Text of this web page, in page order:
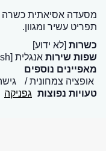
תפריט עשיר ומגוון.
כשרות [לא ידוע]
שפות שירות אנגלית [English], עברית [Hebrew]
מאפיינים נוספים
אופציה צמחונית
טעויות נפוצות גפניקה